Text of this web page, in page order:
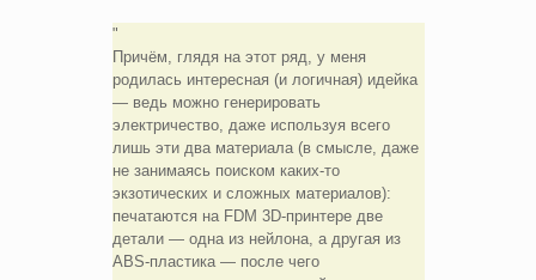
Причём, глядя на этот ряд, у меня
родилась интересная (и логичная) идейка
— ведь можно генерировать
электричество, даже используя всего
лишь эти два материала (в смысле, даже
не занимаясь поиском каких-то
экзотических и сложных материалов):
печатаются на FDM 3D-принтере две
детали — одна из нейлона, а другая из
ABS-пластика — после чего